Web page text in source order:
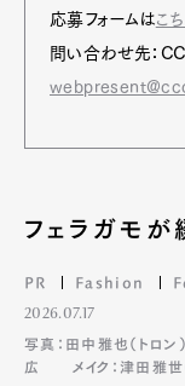
応募フォームはこ
問い合わせ先：
フェラガモが
PR Fashion
2026.07.17
写真：田中雅也（トロン）
広
メイク：津田雅世